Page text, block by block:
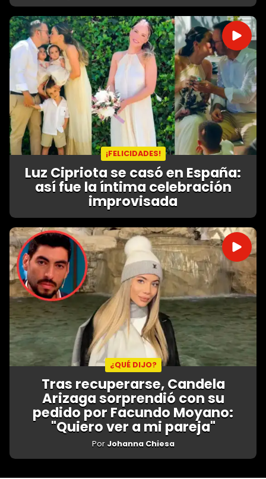
¡FELICIDADES!
Luz Cipriota se casó en España:
así fue la íntima celebración
improvisada
¿QUÉ DIJO?
Tras recuperarse, Candela
Arizaga sorprendió con su
pedido por Facundo Moyano:
"Quiero ver a mi pareja"
Por Johanna Chiesa